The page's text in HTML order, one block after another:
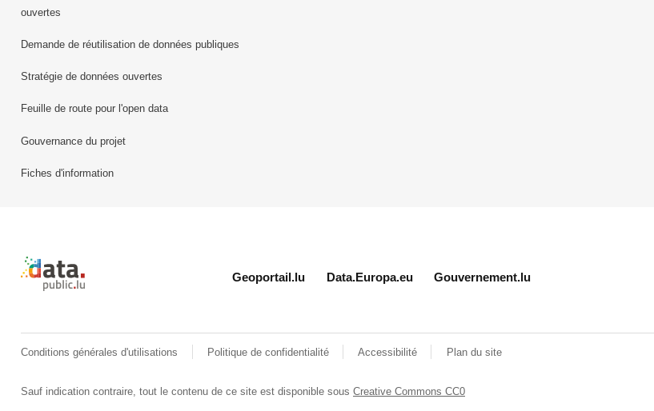
ouvertes
Demande de réutilisation de données publiques
Stratégie de données ouvertes
Feuille de route pour l'open data
Gouvernance du projet
Fiches d'information
Retour à l'accueil de data.public.lu
Geoportail.lu Data.Europa.eu Gouvernement.lu
Conditions générales d'utilisations Politique de confidentialité Accessibilité Plan du site
Sauf indication contraire, tout le contenu de ce site est disponible sousCreative Commons CC0